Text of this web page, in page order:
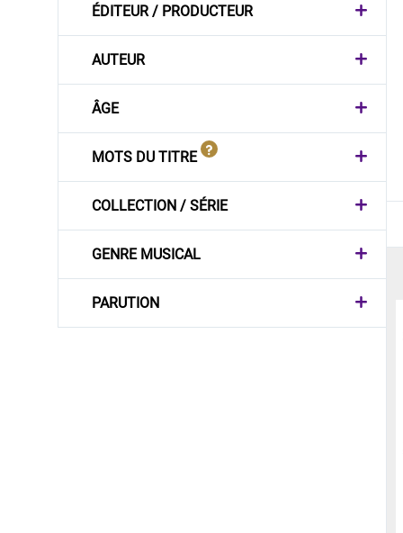
ÉDITEUR / PRODUCTEUR
AUTEUR
ÂGE
MOTS DU TITRE
COLLECTION / SÉRIE
GENRE MUSICAL
PARUTION